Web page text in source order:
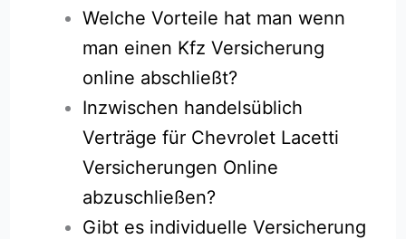
Welche Vorteile hat man wenn
man einen Kfz Versicherung
online abschließt?
Inzwischen handelsüblich
Verträge für Chevrolet Lacetti
Versicherungen Online
abzuschließen?
Gibt es individuelle Versicherung